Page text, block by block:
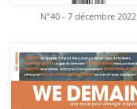
N°40 - 7 décembre 2022